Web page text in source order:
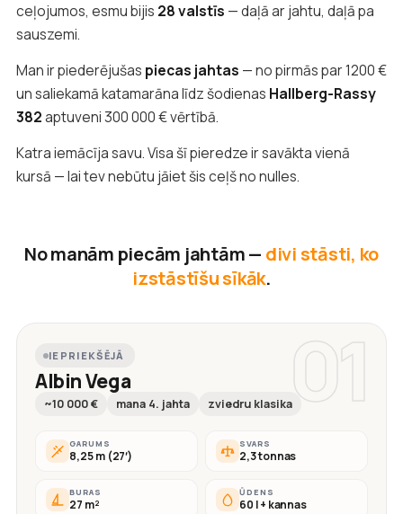
ceļojumos, esmu bijis 28 valstīs — daļā ar jahtu, daļā pa
sauszemi.
Man ir piederējušas piecas jahtas — no pirmās par 1200 €
un saliekamā katamarāna līdz šodienas Hallberg-Rassy
382aptuveni 300 000 € vērtībā.
Katra iemācīja savu. Visa šī pieredze ir savākta vienā
kursā — lai tev nebūtu jāiet šis ceļš no nulles.
No manām piecām jahtām — divi stāsti, ko
izstāstīšu sīkāk.
01
IEPRIEKŠĒJĀ
Albin Vega
~10 000 € mana 4. jahta zviedru klasika
GARUMS
8,25 m (27′)
SVARS
2,3 tonnas
BURAS
27 m²
ŪDENS
60 l + kannas